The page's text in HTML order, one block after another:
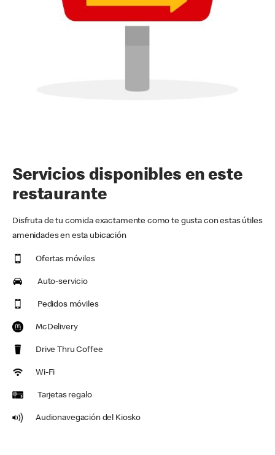
Servicios disponibles en este
restaurante
Disfruta de tu comida exactamente como te gusta con estas útiles
amenidades en esta ubicación
Ofertas móviles
Auto-servicio
Pedidos móviles
McDelivery
Drive Thru Coffee
Wi-Fi
Tarjetas regalo
Audionavegación del Kiosko